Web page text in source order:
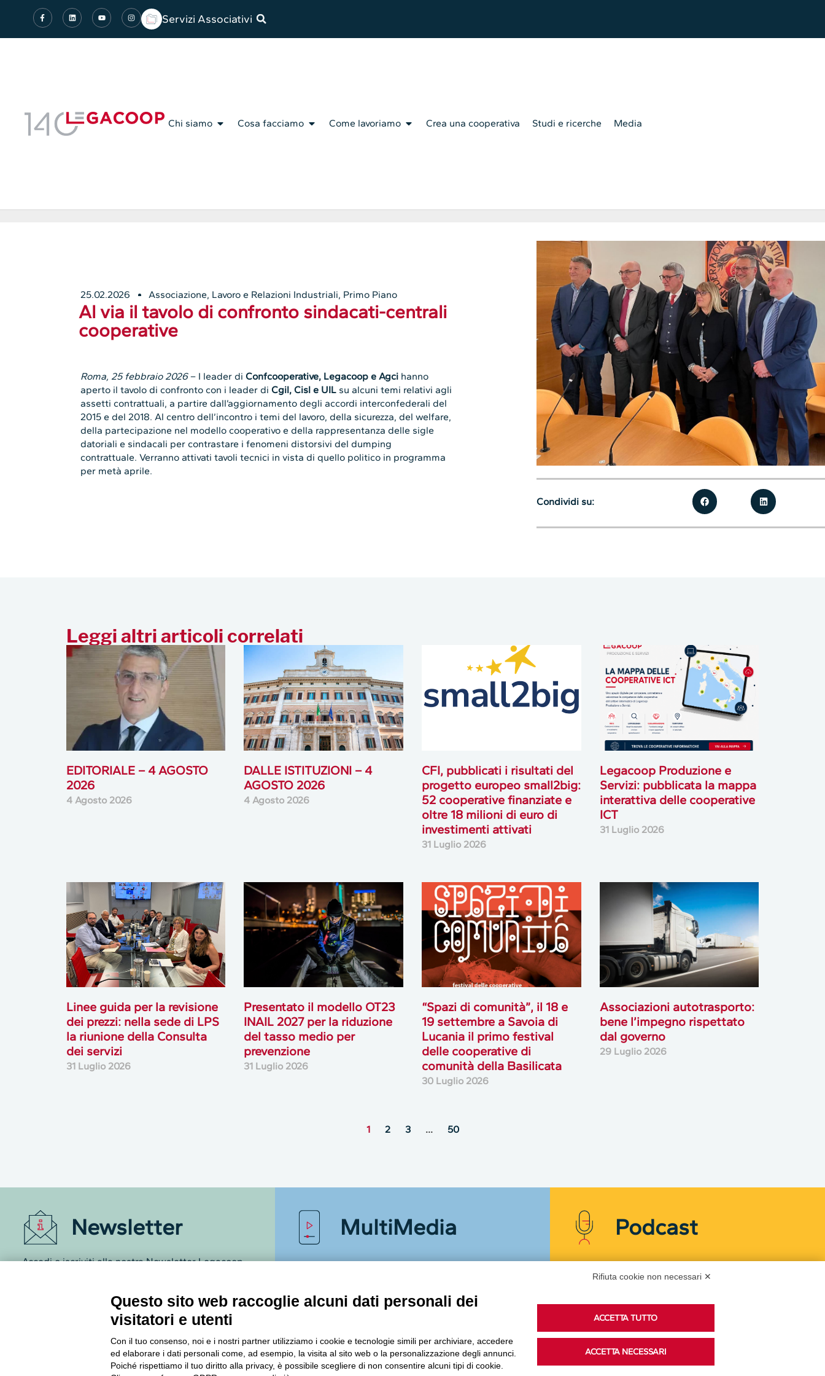
Servizi Associativi
Chi siamo Cosa facciamo Come lavoriamo Crea una cooperativa Studi e ricerche Media
25.02.2026 Associazione, Lavoro e Relazioni Industriali, Primo Piano
Al via il tavolo di confronto sindacati-centrali
cooperative
Roma, 25 febbraio 2026– I leader diConfcooperative, Legacoop e Agci hanno
aperto il tavolo di confronto con i leader diCgil, Cisl e UIL su alcuni temi relativi agli
assetti contrattuali, a partire dall’aggiornamento degli accordi interconfederali del
2015 e del 2018. Al centro dell’incontro i temi del lavoro, della sicurezza, del welfare,
della partecipazione nel modello cooperativo e della rappresentanza delle sigle
datoriali e sindacali per contrastare i fenomeni distorsivi del dumping
contrattuale. Verranno attivati tavoli tecnici in vista di quello politico in programma
per metà aprile.
Condividi su:
Leggi altri articoli correlati
EDITORIALE – 4 AGOSTO
2026
4 Agosto 2026
DALLE ISTITUZIONI – 4
AGOSTO 2026
4 Agosto 2026
CFI, pubblicati i risultati del
progetto europeo small2big:
52 cooperative finanziate e
oltre 18 milioni di euro di
investimenti attivati
31 Luglio 2026
Legacoop Produzione e
Servizi: pubblicata la mappa
interattiva delle cooperative
ICT
31 Luglio 2026
Linee guida per la revisione
dei prezzi: nella sede di LPS
la riunione della Consulta
dei servizi
31 Luglio 2026
Presentato il modello OT23
INAIL 2027 per la riduzione
del tasso medio per
prevenzione
31 Luglio 2026
“Spazi di comunità”, il 18 e
19 settembre a Savoia di
Lucania il primo festival
delle cooperative di
comunità della Basilicata
30 Luglio 2026
Associazioni autotrasporto:
bene l’impegno rispettato
dal governo
29 Luglio 2026
1 2 3 … 50
Newsletter
Accedi o iscriviti alla nostra Newsletter Legacoop
Archivio Newsletter
MultiMedia
Accedi a Youtube
Podcast
Ascolta i podcast di approfondimento di Legacoop
Accedi alla sezione
Rifiuta cookie non necessari ✕
Questo sito web raccoglie alcuni dati personali dei
visitatori e utenti
Con il tuo consenso, noi e i nostri partner utilizziamo i cookie e tecnologie simili per archiviare, accedere
ed elaborare i dati personali come, ad esempio, la visita al sito web o la personalizzazione degli annunci.
Poiché rispettiamo il tuo diritto alla privacy, è possibile scegliere di non consentire alcuni tipi di cookie.
ACCETTA TUTTO
ACCETTA NECESSARI